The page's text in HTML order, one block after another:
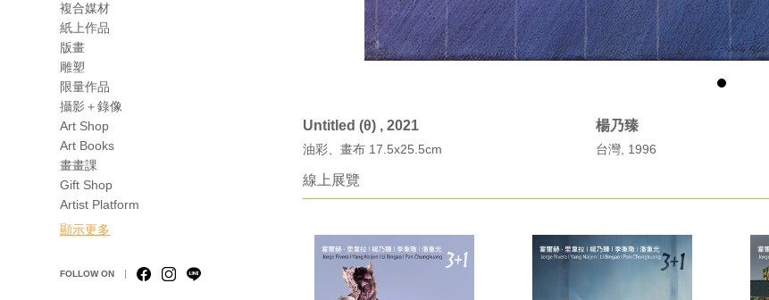
複合媒材
紙上作品
版畫
雕塑
限量作品
攝影＋錄像
Art Shop
Art Books
畫畫課
Gift Shop
Artist Platform
顯示更多
FOLLOW ON
Untitled (θ) , 2021
油彩、畫布 17.5x25.5cm
楊乃臻
台灣, 1996
線上展覽